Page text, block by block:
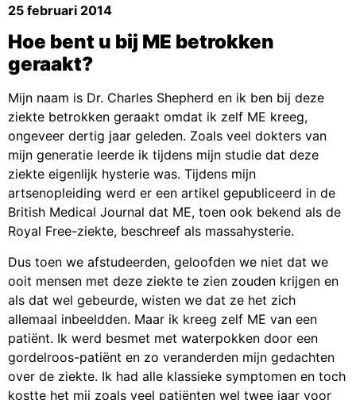
25 februari 2014
Hoe bent u bij ME betrokken
geraakt?
Mijn naam is Dr. Charles Shepherd en ik ben bij deze
ziekte betrokken geraakt omdat ik zelf ME kreeg,
ongeveer dertig jaar geleden. Zoals veel dokters van
mijn generatie leerde ik tijdens mijn studie dat deze
ziekte eigenlijk hysterie was. Tijdens mijn
artsenopleiding werd er een artikel gepubliceerd in de
British Medical Journal dat ME, toen ook bekend als de
Royal Free-ziekte, beschreef als massahysterie.
Dus toen we afstudeerden, geloofden we niet dat we
ooit mensen met deze ziekte te zien zouden krijgen en
als dat wel gebeurde, wisten we dat ze het zich
allemaal inbeeldden. Maar ik kreeg zelf ME van een
patiënt. Ik werd besmet met waterpokken door een
gordelroos-patiënt en zo veranderden mijn gedachten
over de ziekte. Ik had alle klassieke symptomen en toch
kostte het mij zoals veel patiënten wel twee jaar voor